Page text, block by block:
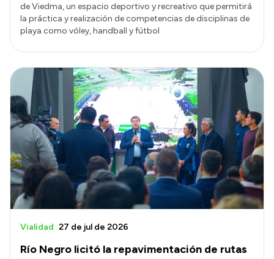
de Viedma, un espacio deportivo y recreativo que permitirá
la práctica y realización de competencias de disciplinas de
playa como vóley, handball y fútbol
Río Negro licitó la repavimentación de rutas
Vialidad 27 de jul de 2026